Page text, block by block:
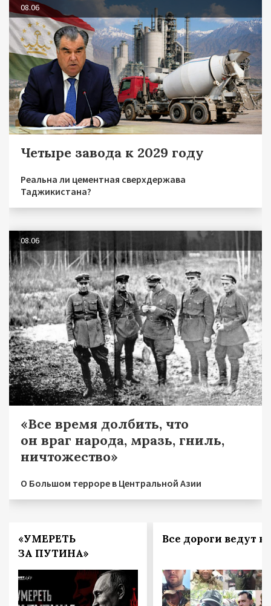
08.06
Четыре завода к 2029 году
Реальна ли цементная сверхдержава
Таджикистана?
08.06
«Все время долбить, что
он враг народа, мразь, гниль,
ничтожество»
О Большом терроре в Центральной Азии
«УМЕРЕТЬ
ЗА ПУТИНА»
Все дороги ведут в